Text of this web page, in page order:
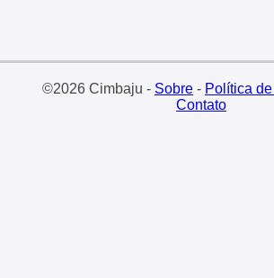
©2026 Cimbaju - Sobre- Política
Contato